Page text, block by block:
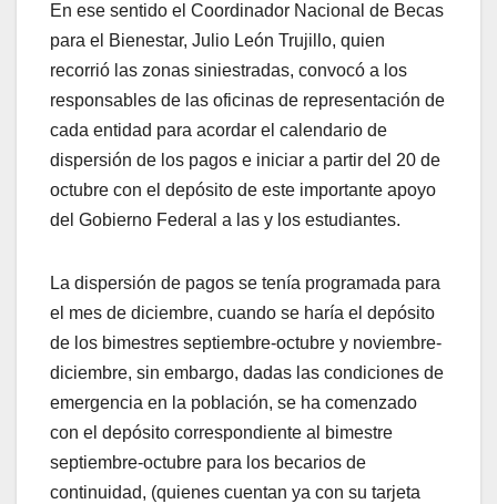
En ese sentido el Coordinador Nacional de Becas
para el Bienestar, Julio León Trujillo, quien
recorrió las zonas siniestradas, convocó a los
responsables de las oficinas de representación de
cada entidad para acordar el calendario de
dispersión de los pagos e iniciar a partir del 20 de
octubre con el depósito de este importante apoyo
del Gobierno Federal a las y los estudiantes.
La dispersión de pagos se tenía programada para
el mes de diciembre, cuando se haría el depósito
de los bimestres septiembre-octubre y noviembre-
diciembre, sin embargo, dadas las condiciones de
emergencia en la población, se ha comenzado
con el depósito correspondiente al bimestre
septiembre-octubre para los becarios de
continuidad, (quienes cuentan ya con su tarjeta